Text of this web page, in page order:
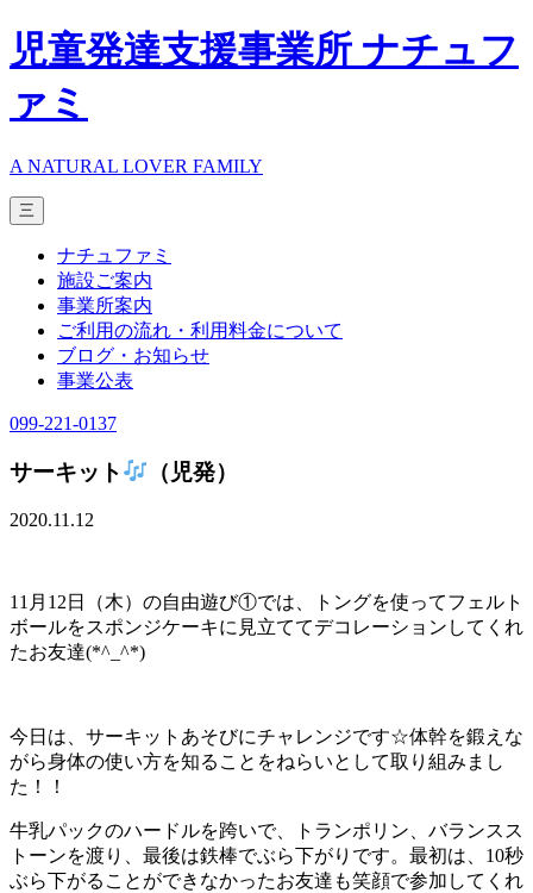
児童発達支援事業所 ナチュフ
ァミ
A NATURAL LOVER FAMILY
三
ナチュファミ
施設ご案内
事業所案内
ご利用の流れ・利用料金について
ブログ・お知らせ
事業公表
099-221-0137
サーキット （児発）
2020.11.12
11月12日（木）の自由遊び①では、トングを使ってフェルト
ボールをスポンジケーキに見立ててデコレーションしてくれ
たお友達(*^_^*)
今日は、サーキットあそびにチャレンジです☆体幹を鍛えな
がら身体の使い方を知ることをねらいとして取り組みまし
た！！
牛乳パックのハードルを跨いで、トランポリン、バランスス
トーンを渡り、最後は鉄棒でぶら下がりです。最初は、10秒
ぶら下がることができなかったお友達も笑顔で参加してくれ